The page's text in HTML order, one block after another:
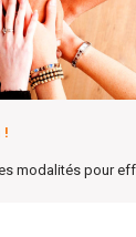
!
modalités pour